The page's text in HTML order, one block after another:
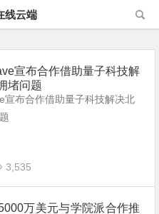
线云端
宣布合作借助量子科技解
堵问题
宣布合作借助量子科技解决北
3,535
万美元与学院派合作推